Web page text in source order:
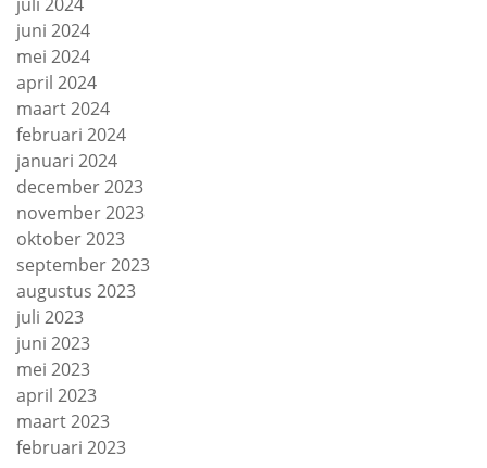
juni 2024
mei 2024
april 2024
maart 2024
februari 2024
januari 2024
december 2023
november 2023
oktober 2023
september 2023
augustus 2023
juli 2023
juni 2023
mei 2023
april 2023
maart 2023
februari 2023